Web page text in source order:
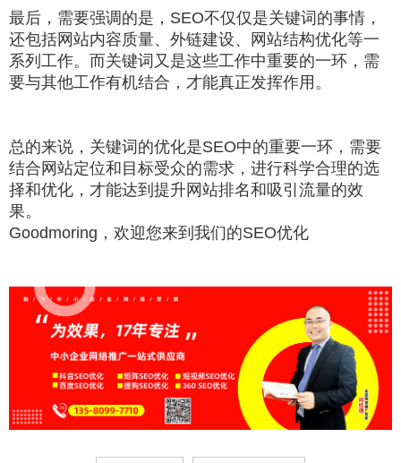
最后，需要强调的是，SEO不仅仅是关键词的事情，
还包括网站内容质量、外链建设、网站结构优化等一
系列工作。而关键词又是这些工作中重要的一环，需
要与其他工作有机结合，才能真正发挥作用。
总的来说，关键词的优化是SEO中的重要一环，需要
结合网站定位和目标受众的需求，进行科学合理的选
择和优化，才能达到提升网站排名和吸引流量的效
果。
Goodmoring，欢迎您来到我们的SEO优化